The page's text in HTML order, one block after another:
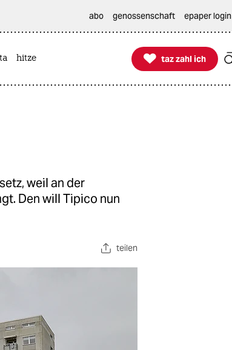
abo genossenschaft epaper login
hitze 
taz zahl ich
taz zahl ich
weil an der
Den will Tipico nun
teilen